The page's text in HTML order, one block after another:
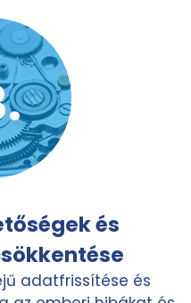
és
adatfrissítése és